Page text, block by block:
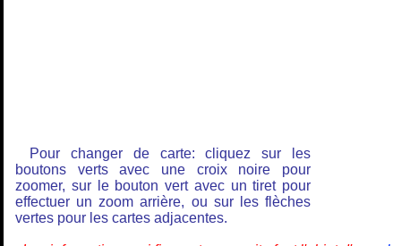
Pour changer de carte: cliquez sur les
boutons verts avec une croix noire pour
zoomer, sur le bouton vert avec un tiret pour
effectuer un zoom arrière, ou sur les flèches
vertes pour les cartes adjacentes.